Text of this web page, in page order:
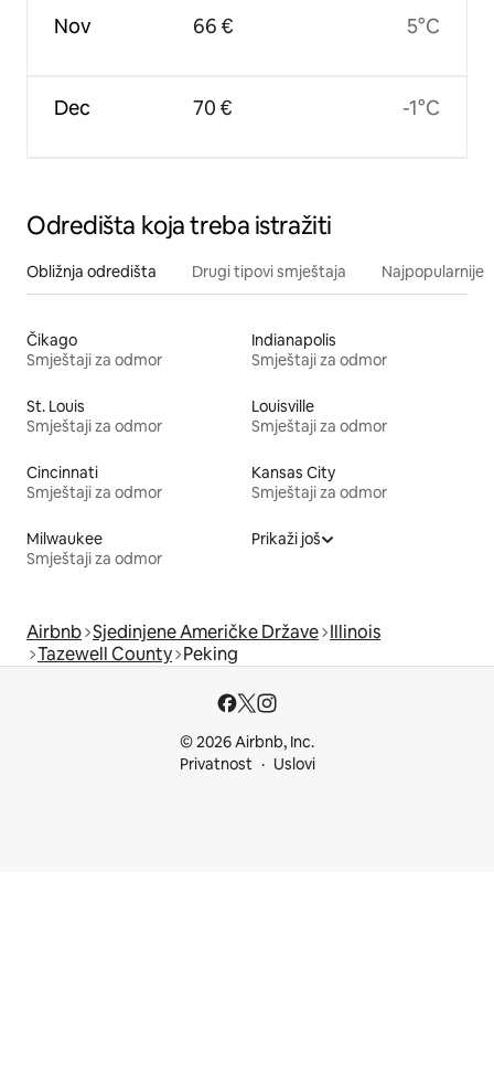
Nov
Dec
66 €
70 €
5°C
-1°C
Odredišta koja treba istražiti
Obližnja odredišta Drugi tipovi smještaja Najpopularnije
Čikago
Smještaji za odmor
Indianapolis
Smještaji za odmor
St. Louis
Smještaji za odmor
Louisville
Smještaji za odmor
Cincinnati
Smještaji za odmor
Kansas City
Smještaji za odmor
Milwaukee
Smještaji za odmor
Prikaži još
Airbnb Sjedinjene Američke Države Illinois
Tazewell County Peking
© 2026 Airbnb, Inc.
Privatnost
Uslovi